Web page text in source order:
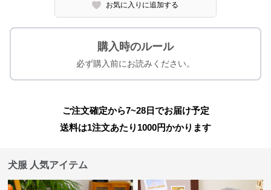
お気に入りに追加する
購入時のルール
必ず購入前にお読みください。
ご注文確定から7~28日でお届け予定
送料は1注文あたり 1000円かかります
犬服 人気アイテム